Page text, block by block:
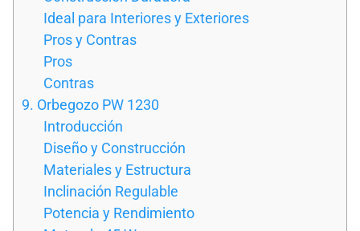
Ideal para Interiores y Exteriores
Pros y Contras
Pros
Contras
9. Orbegozo PW 1230
Introducción
Diseño y Construcción
Materiales y Estructura
Inclinación Regulable
Potencia y Rendimiento